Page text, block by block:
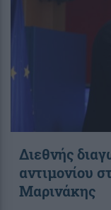
Διεθνής
αντιμονίου
Μαρινάκης